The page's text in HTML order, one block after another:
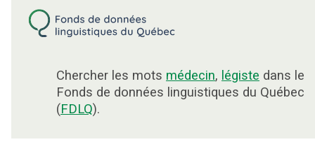
Chercher les mots médecin, légiste dans le
Fonds de données linguistiques du Québec
(FDLQ).